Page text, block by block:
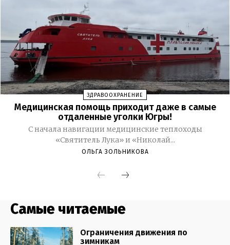
Самые читаемые
Ограничения движения по
зимникам